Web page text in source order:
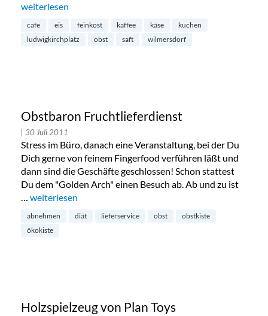
„Kulinarisches im Ludwigkirch-Viertel“
weiterlesen
cafe eis feinkost kaffee käse
kuchen
ludwigkirchplatz
obst saft wilmersdorf
Obstbaron Fruchtlieferdienst
| 30 Juli 2011
Stress im Büro, danach eine Veranstaltung, bei der Du
Dich gerne von feinem Fingerfood verführen läßt und
dann sind die Geschäfte geschlossen! Schon stattest
Du dem "Golden Arch" einen Besuch ab. Ab und zu ist
… „Obstbaron Fruchtlieferdienst“
weiterlesen
abnehmen diät lieferservice obst
obstkiste
ökokiste
Holzspielzeug von Plan Toys